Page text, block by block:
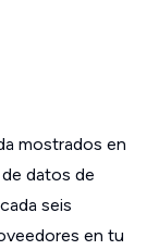
mostrados en
datos de
seis
en tu